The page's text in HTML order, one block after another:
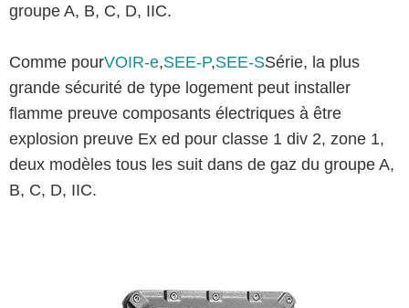
groupe A, B, C, D, IIC.
Comme pourVOIR-e,SEE-P,SEE-SSérie, la plus
grande sécurité de type logement peut installer
flamme preuve composants électriques à être
explosion preuve Ex ed pour classe 1 div 2, zone 1,
deux modèles tous les suit dans de gaz du groupe A,
B, C, D, IIC.